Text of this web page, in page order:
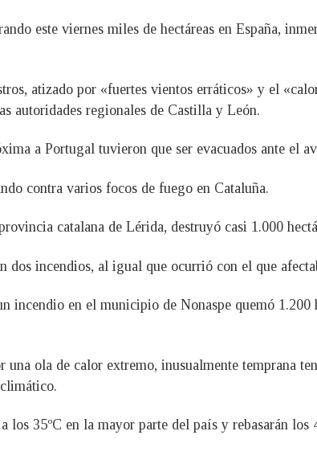
este viernes miles de hectáreas en España,
atizado por «fuertes vientos erráticos» y el
autoridades regionales de Castilla y León.
a Portugal tuvieron que ser evacuados ante el
contra varios focos de fuego en Cataluña.
catalana de Lérida, destruyó casi 1.000
incendios, al igual que ocurrió con el que
incendio en el municipio de Nonaspe quemó
una ola de calor extremo, inusualmente temprana
los 35ºC en la mayor parte del país y rebasarán los